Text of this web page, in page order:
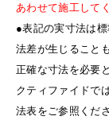
あわせて施工して
●表記の実寸法は
法差が生じること
正確な寸法を必要
クティファイドで
法表をご参照くださ